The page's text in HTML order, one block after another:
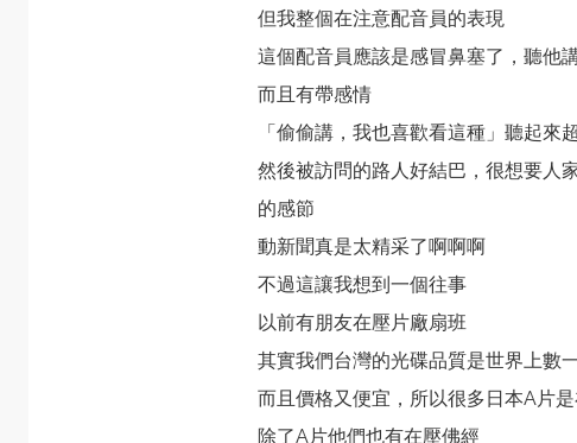
但我整個在注意配音員的表現
這個配音員應該是感冒鼻塞了，聽他
而且有帶感情
「偷偷講，我也喜歡看這種」聽起來
然後被訪問的路人好結巴，很想要人
的感節
動新聞真是太精采了啊啊啊
不過這讓我想到一個往事
以前有朋友在壓片廠扇班
其實我們台灣的光碟品質是世界上數
而且價格又便宜，所以很多日本A片
除了A片他們也有在壓佛經